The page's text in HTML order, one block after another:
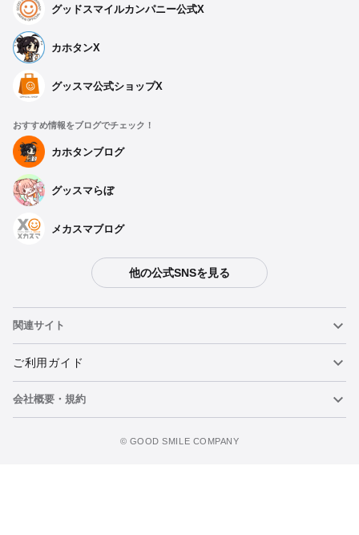
グッドスマイルカンパニー公式X
カホタンX
グッスマ公式ショップX
おすすめ情報をブログでチェック！
カホタンブログ
グッスマらぼ
メカスマブログ
他の公式SNSを見る
関連サイト
ねんどろいど
ねんどろいどフェイスメーカー
ご利用ガイド
重要なお知らせ
会社概要・規約
©️ GOOD SMILE COMPANY